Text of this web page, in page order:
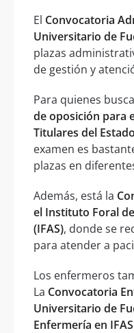
El Convocatoria
Universitario de
plazas
de gestión y
Para quienes
de oposición para
Titulares del Estado
examen es
plazas en
Además, está la
el Instituto Foral
(IFAS), donde se
para atender a
Los enfermeros
La Convocatoria
Universitario de
Enfermería en IFAS